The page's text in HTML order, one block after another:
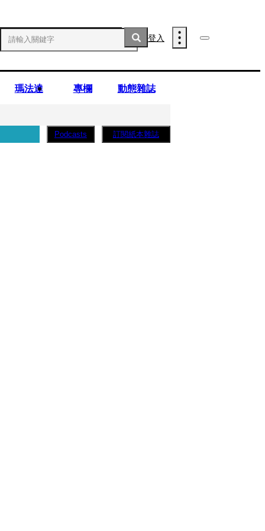
登入
瑪法達 專欄 動態雜誌
Podcasts 訂閱紙本雜誌